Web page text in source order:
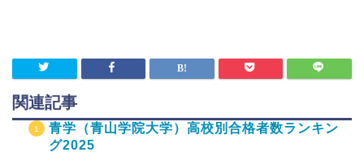
関連記事
青学（青山学院大学）高校別合格者数ランキン
グ2025